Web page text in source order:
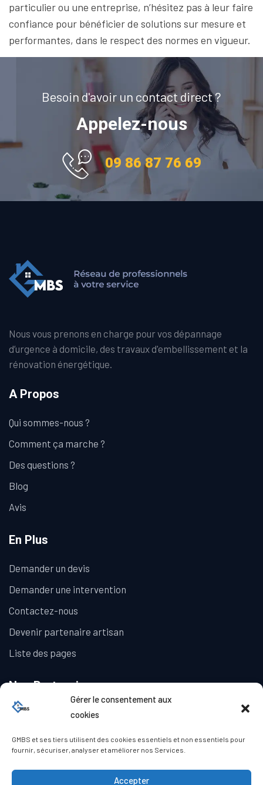
Gérer le consentement aux
cookies
GMBS et ses tiers utilisent des cookies essentiels et non essentiels pour
fournir, sécuriser, analyser et améliorer nos Services.
Accepter
particulier ou une entreprise, n’hésitez pas à leur faire
confiance pour bénéficier de solutions sur mesure et
performantes, dans le respect des normes en vigueur.
Besoin d'avoir un contact direct ?
Appelez-nous
09 86 87 76 69
Nous vous prenons en charge pour vos dépannage
d’urgence à domicile, des travaux d'embellissement et la
rénovation énergétique.
A Propos
Qui sommes-nous ?
Comment ça marche ?
Des questions ?
Blog
Avis
En Plus
Demander un devis
Demander une intervention
Contactez-nous
Devenir partenaire artisan
Liste des pages
Nos Partenaires
La Galerie Immobilière